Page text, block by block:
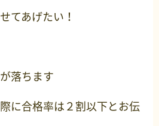
てあげたい！
落ちます
に合格率は２割以下とお伝